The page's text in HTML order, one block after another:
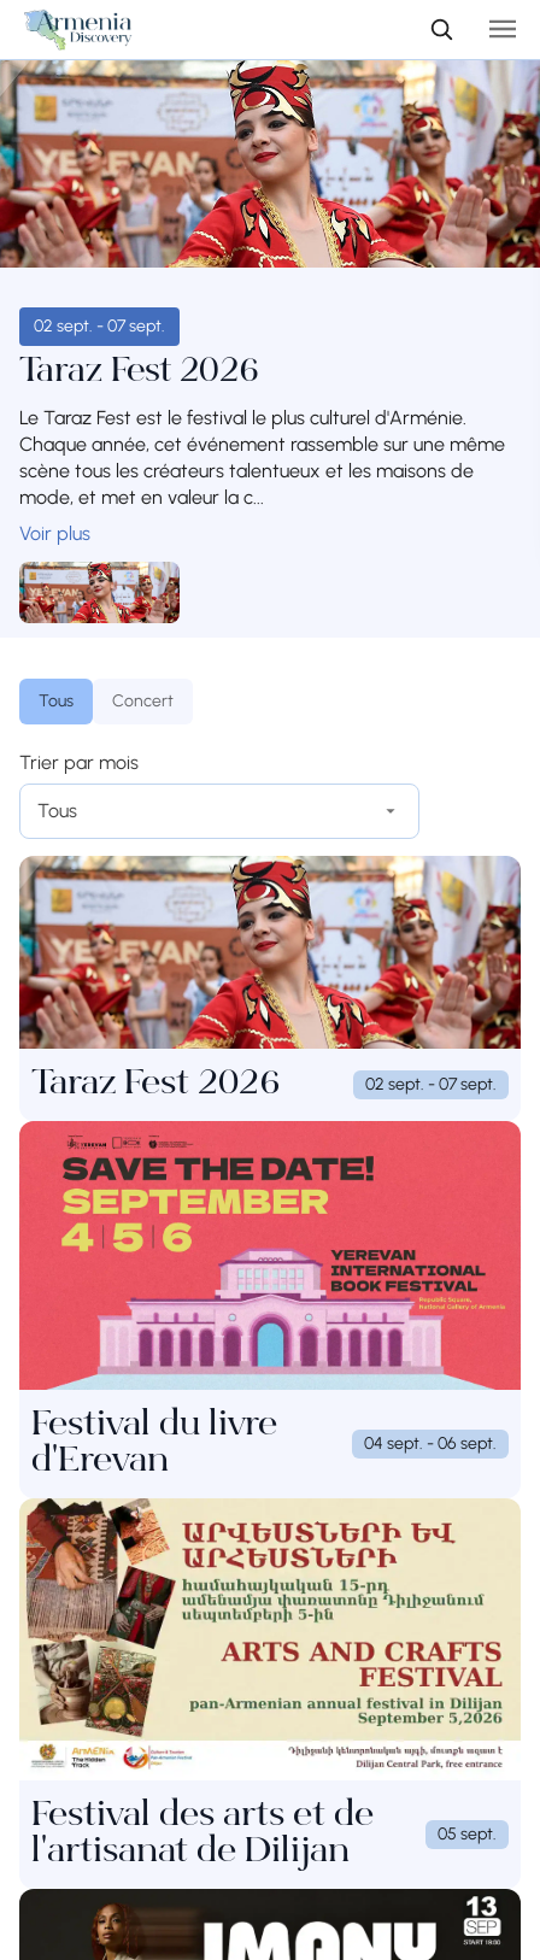
02 sept. - 07 sept.
Taraz Fest 2026
Le Taraz Fest est le festival le plus culturel d'Arménie.
Chaque année, cet événement rassemble sur une même
scène tous les créateurs talentueux et les maisons de
mode, et met en valeur la c...
Voir plus
Tous Concert
Trier par mois
Tous
Taraz Fest 2026 02 sept. - 07 sept.
Festival du livre
d'Erevan
04 sept. - 06 sept.
Festival des arts et de
l'artisanat de Dilijan
05 sept.